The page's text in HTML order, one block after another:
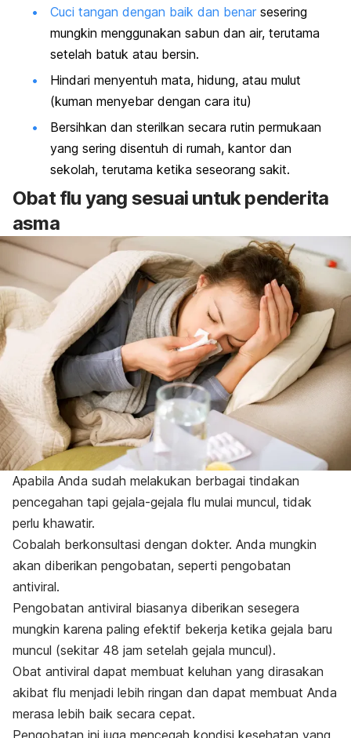
Cuci tangan dengan baik dan benar sesering
mungkin menggunakan sabun dan air, terutama
setelah batuk atau bersin.
Hindari menyentuh mata, hidung, atau mulut
(kuman menyebar dengan cara itu)
Bersihkan dan sterilkan secara rutin permukaan
yang sering disentuh di rumah, kantor dan
sekolah, terutama ketika seseorang sakit.
Obat flu yang sesuai untuk penderita
asma
Apabila Anda sudah melakukan berbagai tindakan
pencegahan tapi gejala-gejala flu mulai muncul, tidak
perlu khawatir.
Cobalah berkonsultasi dengan dokter. Anda mungkin
akan diberikan pengobatan, seperti pengobatan
antiviral.
Pengobatan antiviral biasanya diberikan sesegera
mungkin karena paling efektif bekerja ketika gejala baru
muncul (sekitar 48 jam setelah gejala muncul).
Obat antiviral dapat membuat keluhan yang dirasakan
akibat flu menjadi lebih ringan dan dapat membuat Anda
merasa lebih baik secara cepat.
Pengobatan ini juga mencegah kondisi kesehatan yang